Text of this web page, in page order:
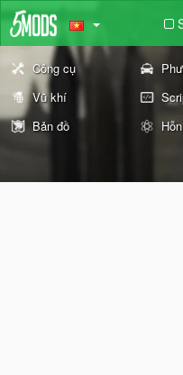
Công cụ
Vũ khí
Bản đồ